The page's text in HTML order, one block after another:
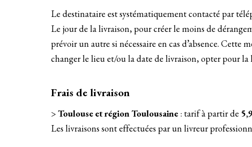
Le destinataire est systématiquement contacté par
Le jour de la livraison, pour créer le moins de
prévoir un autre si nécessaire en cas d’absence.
changer le lieu et/ou la date de livraison, opter pour la
Frais de livraison
> Toulouse et région Toulousaine : tarif à partir de
Les livraisons sont effectuées par un livreur